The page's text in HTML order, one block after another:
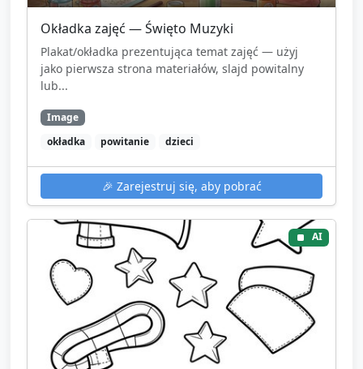
Okładka zajęć — Święto Muzyki
Plakat/okładka prezentująca temat zajęć — użyj
jako pierwsza strona materiałów, slajd powitalny
lub...
Image
okładka
powitanie dzieci
🎉 Zarejestruj się, aby pobrać
AI